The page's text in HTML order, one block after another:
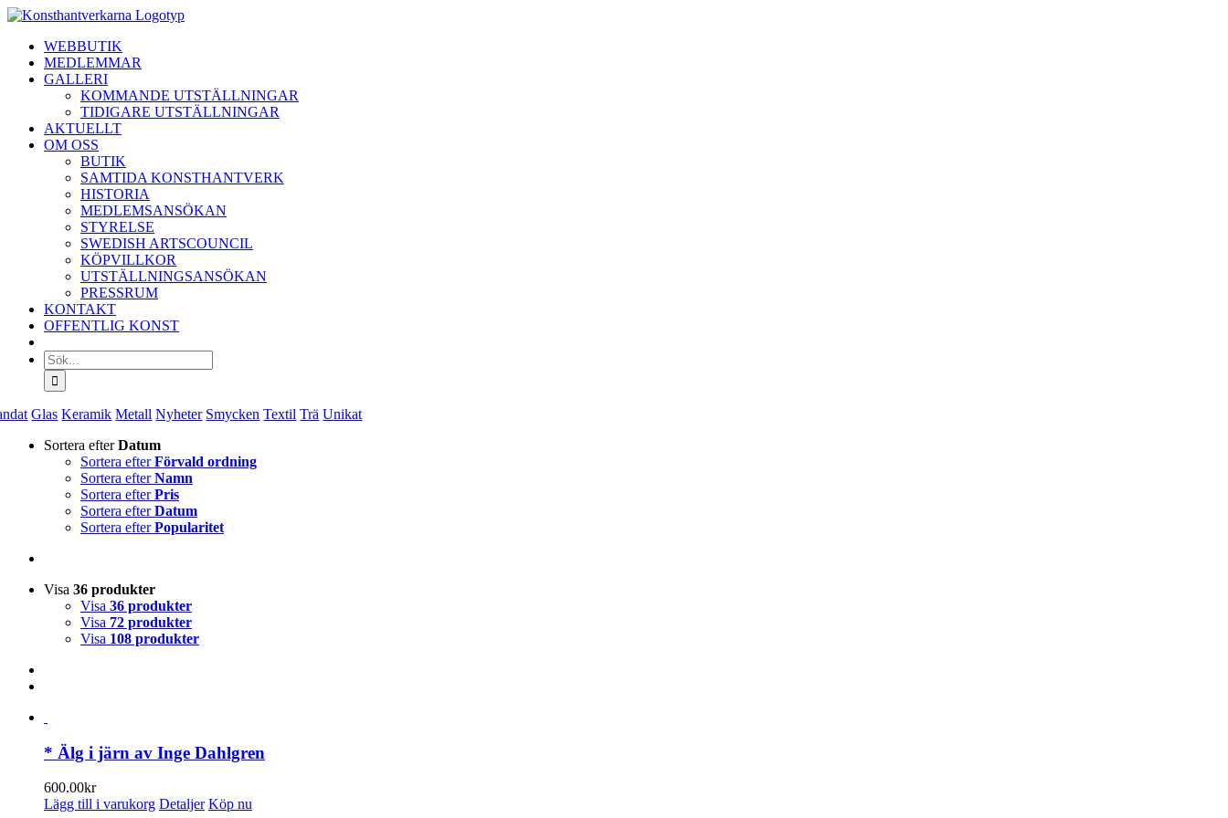
Fortsätt
innehålletWEBBUTIK
MEDLEMMAR
GALLERI
KOMMANDE UTSTÄLLNINGAR
TIDIGARE UTSTÄLLNINGAR
AKTUELLT
OM OSS
BUTIK
SAMTIDA KONSTHANTVERK
HISTORIA
MEDLEMSANSÖKAN
STYRELSE
SWEDISH ARTSCOUNCIL
KÖPVILLKOR
UTSTÄLLNINGSANSÖKAN
PRESSRUM
KONTAKT
OFFENTLIG KONST
Sök
efter:
Glas Keramik Metall Nyheter Smycken Textil Trä Unikat
Sortera efterDatum
Sortera efterFörvald ordning
Sortera efterNamn
Sortera efterPris
Sortera efterDatum
Sortera efterPopularitet
Visa 36 produkter
Visa 36 produkter
Visa 72 produkter
Visa 108 produkter
* Älg i järn av Inge Dahlgren
600.00kr
Lägg till i varukorg Detaljer Köp nu